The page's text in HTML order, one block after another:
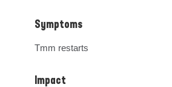
Symptoms
Tmm restarts
Impact